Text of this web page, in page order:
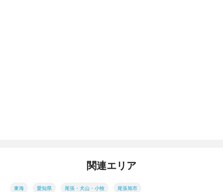
関連エリア
東海 愛知県 尾張・犬山・小牧 尾張旭市